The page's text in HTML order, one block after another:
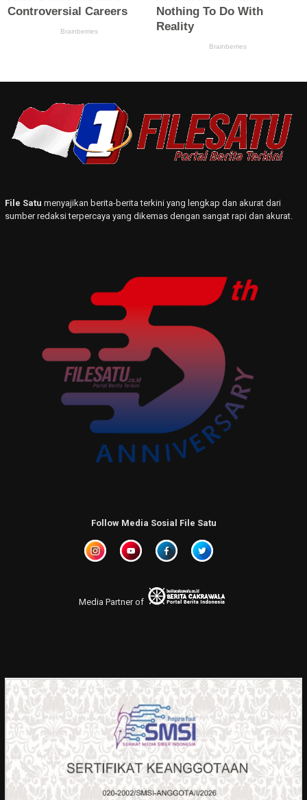
File Satu menyajikan berita-berita terkini yang lengkap dan akurat dari
sumber redaksi terpercaya yang dikemas dengan sangat rapi dan akurat.
Follow Media Sosial File Satu
Media Partner of